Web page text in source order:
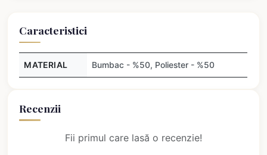
Caracteristici
MATERIAL Bumbac - %50, Poliester - %50
Recenzii
Fii primul care lasă o recenzie!